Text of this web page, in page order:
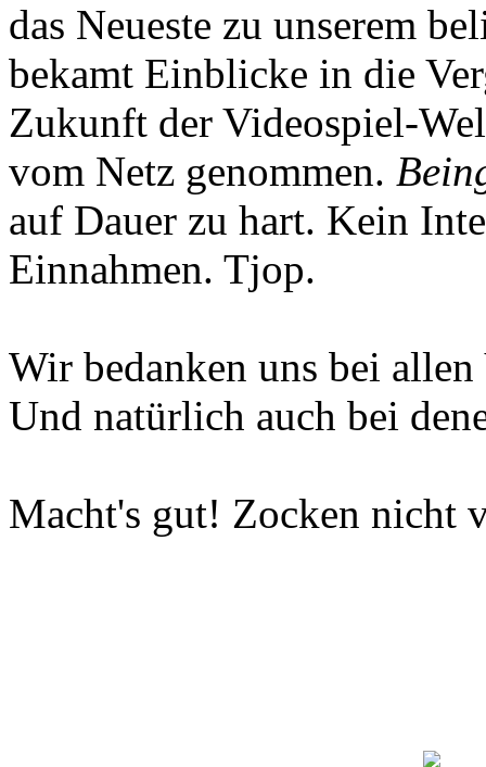
das Neueste zu unserem
bekamt Einblicke in die
Zukunft der Videospiel-
vom Netz genommen.
auf Dauer zu hart. Kein
Einnahmen. Tjop.
Wir bedanken uns bei
Und natürlich auch bei
Macht's gut! Zocken nicht